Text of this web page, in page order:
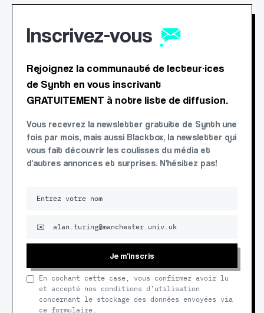
Inscrivez-vous
Rejoignez la communauté de lecteur·ices
de Synth en vous inscrivant
GRATUITEMENT à notre liste de diffusion.
Vous recevrez la newsletter gratuite de Synth une
fois par mois, mais aussi Blackbox, la newsletter qui
vous fait découvrir les coulisses du média et
d'autres annonces et surprises. N'hésitez pas!
Je m'inscris
En cochant cette case, vous confirmez avoir lu
et accepté nos conditions d’utilisation
concernant le stockage des données envoyées via
ce formulaire.